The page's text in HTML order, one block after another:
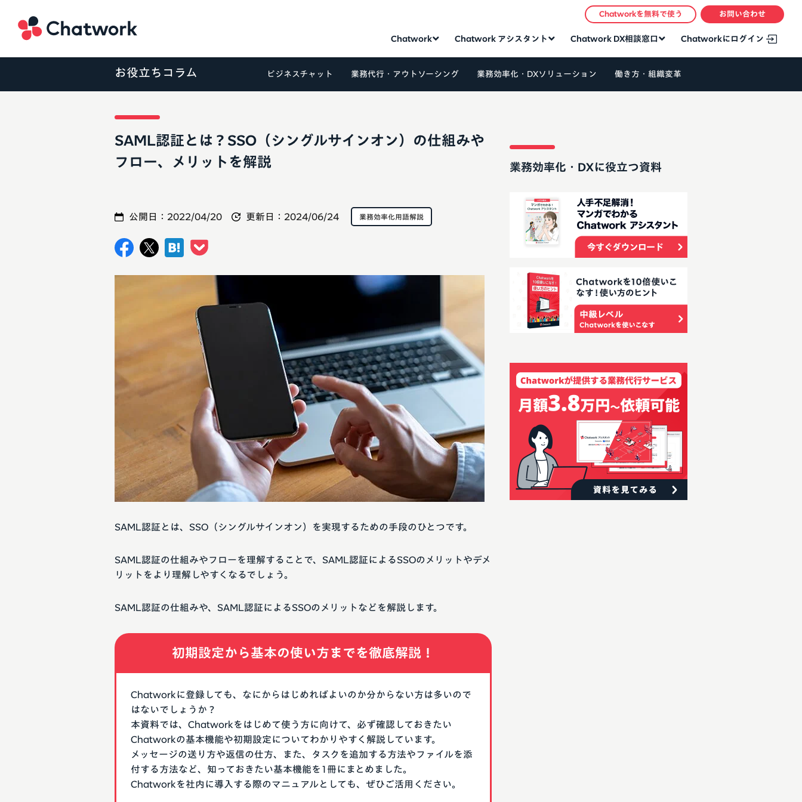
Chatwork Chatwork アシスタント Chatwork DX相談窓口 Chatworkにログイン
Chatworkを無料で使う お問い合わせ
お役立ちコラム ビジネスチャット 業務代行・アウトソーシング 業務効率化・DXソリューション 働き方・組織変革
SAML認証とは？SSO（シングルサインオン）の仕組みや
フロー、メリットを解説
公開日： 2022/04/20 更新日： 2024/06/24 業務効率化用語解説
SAML認証の仕組みや、SAML認証によるSSOのメリットなどを解説します。
SAML認証の仕組みやフローを理解することで、SAML認証によるSSOのメリットやデメ
リットをより理解しやすくなるでしょう。
SAML認証とは、SSO（シングルサインオン）を実現するための手段のひとつです。
初期設定から基本の使い方までを徹底解説！
Chatworkに登録しても、なにからはじめればよいのか分からない方は多いので
はないでしょうか？
本資料では、Chatworkをはじめて使う方に向けて、必ず確認しておきたい
Chatworkの基本機能や初期設定についてわかりやすく解説しています。
メッセージの送り方や返信の仕方、また、タスクを追加する方法やファイルを添
付する方法など、知っておきたい基本機能を1冊にまとめました。
Chatworkを社内に導入する際のマニュアルとしても、ぜひご活用ください。
業務効率化・DXに役立つ資料